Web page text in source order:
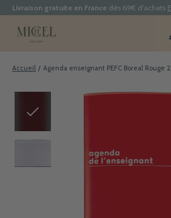
Livraison gratuite en France dès 69€ d'achats
Accueil / Agenda enseignant PEFC Boreal Rouge
Slideshow Items